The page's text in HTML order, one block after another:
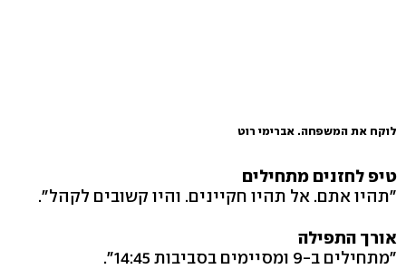
לוקח את המשפחה. אברימי רוט
טיפ לחזנים מתחילים
"תהיו אתם. אל תהיו חקיינים. והיו קשובים לקהל".
אורך התפילה
"מתחילים ב-9 ומסיימים בסביבות 14:45".